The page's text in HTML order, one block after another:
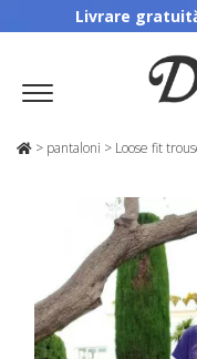
Livrare
> pantaloni > Loose fit